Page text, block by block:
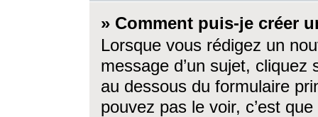
» Comment puis-je créer
Lorsque vous rédigez un
message d’un sujet, cliquez
au dessous du formulaire
pouvez pas le voir, c’est